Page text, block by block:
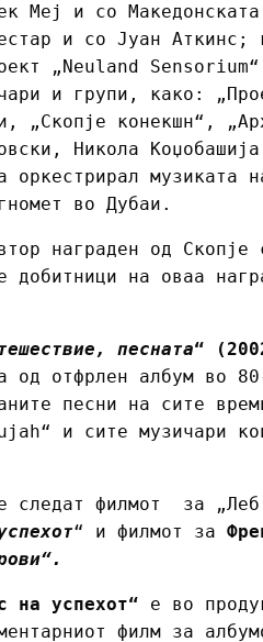
Меј и со
и со Јуан Аткинс;
„Neuland
и групи, како:
„Скопје конекшн“,
Никола
музиката
во Дубаи.
награден од Скопје
добитници на оваа
песната“
од отфрлен албум во
песни на сите
и сите музичари
следат филмот за
“ и филмот за
на успехот“ е во
филм за